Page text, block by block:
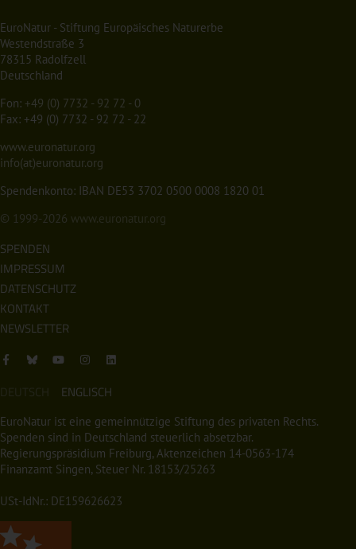
EuroNatur - Stiftung Europäisches Naturerbe
Westendstraße 3
78315 Radolfzell
Deutschland
Fon: +49 (0) 7732 - 92 72 - 0
Fax: +49 (0) 7732 - 92 72 - 22
www.euronatur.org
info(at)euronatur.org
Spendenkonto: IBAN DE53 3702 0500 0008 1820 01
© 1999-2026 www.euronatur.org
SPENDEN
IMPRESSUM
DATENSCHUTZ
KONTAKT
NEWSLETTER
DEUTSCH ENGLISCH
EuroNatur ist eine gemeinnützige Stiftung des privaten Rechts.
Spenden sind in Deutschland steuerlich absetzbar.
Regierungspräsidium Freiburg, Aktenzeichen 14-0563-174
Finanzamt Singen, Steuer Nr. 18153/25263
USt-IdNr.: DE159626623